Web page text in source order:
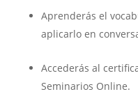
Aprenderás el
aplicarlo en
Accederás al
Seminarios Online.